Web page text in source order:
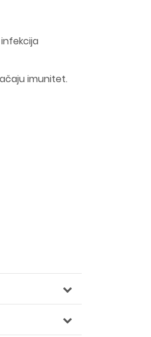
imunitet.